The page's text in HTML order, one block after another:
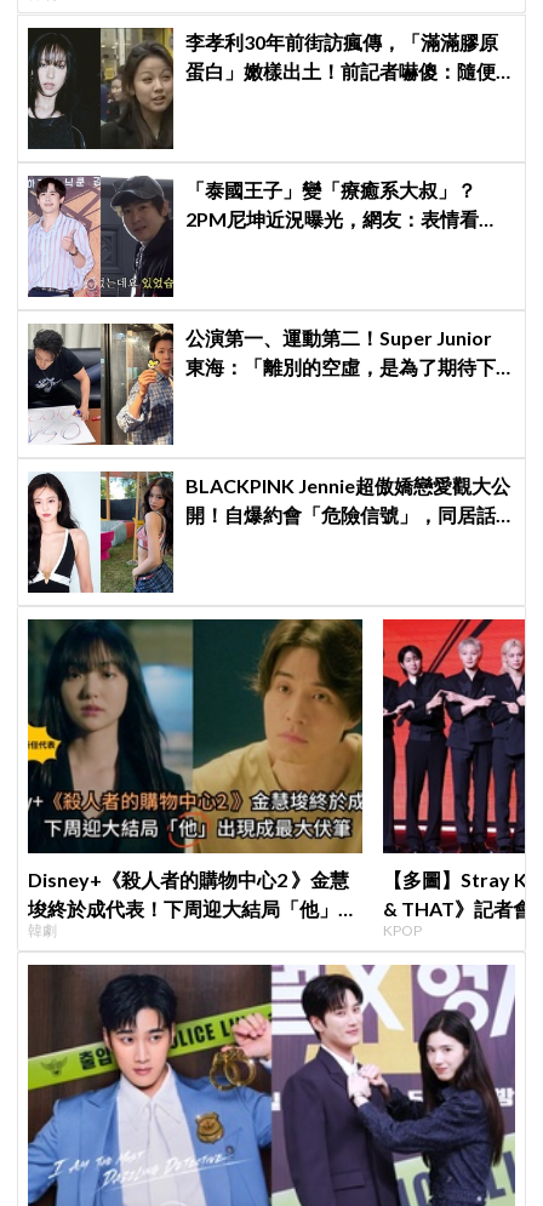
李孝利30年前街訪瘋傳，「滿滿膠原
蛋白」嫩樣出土！前記者嚇傻：隨便
「泰國王子」變「療癒系大叔」？
2PM尼坤近況曝光，網友：表情看起
公演第一、運動第二！Super Junior
東海：「離別的空虛，是為了期待下
BLACKPINK Jennie超傲嬌戀愛觀大公
開！自爆約會「危險信號」，同居話
Disney+《殺人者的購物中心2 》金慧
埈終於成代表！下周迎大結局「他」出
現成最大伏筆
韓劇
【多圖】Stray
& THAT》記者會
滿自信，預告「
樂圈
KPOP